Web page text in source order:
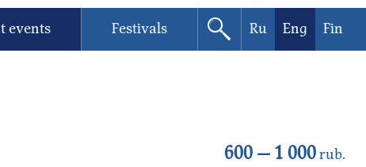
events Festivals Ru Eng Fin
600 — 1 000rub.